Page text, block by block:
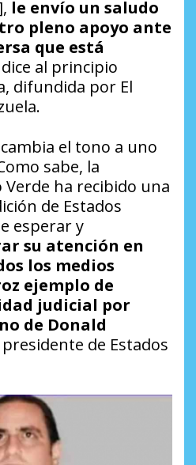
le envío un saludo
pleno apoyo ante
que está
dice al principio
difundida por El
el tono a uno
sabe, la
Verde ha recibido una
de Estados
esperar y
su atención en
los medios
ejemplo de
judicial por
de Donald
de Estados